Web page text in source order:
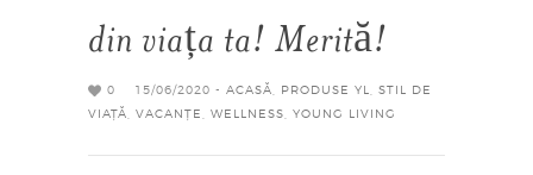
din viața ta! Merită!
0 15/06/2020 - ACASĂ PRODUSE YL
STIL DE
VIAȚĂ
VACANȚE WELLNESS YOUNG LIVING